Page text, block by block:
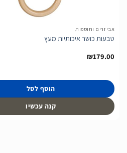
אביזרים ותוספות
טבעות כושר איכותיות מעץ
₪179.00
הוסף לסל
קנה עכשיו